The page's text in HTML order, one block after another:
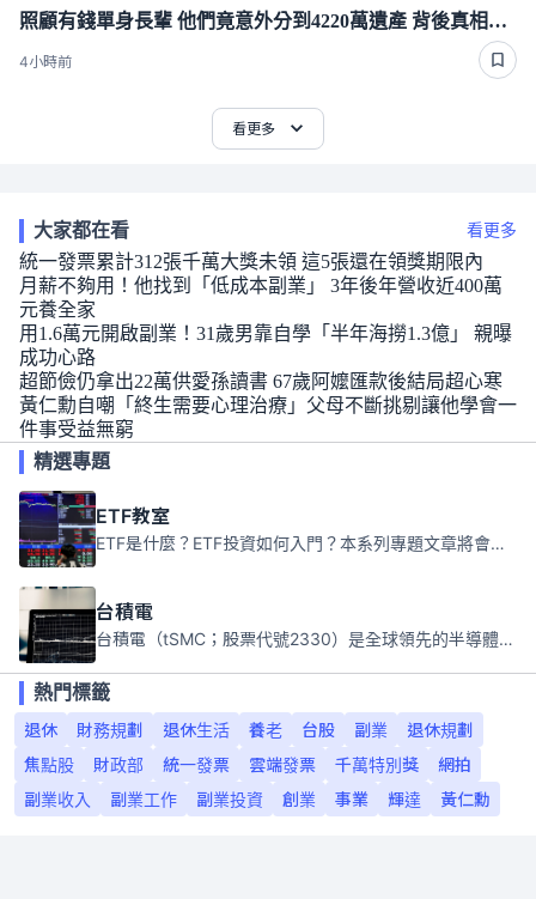
照顧有錢單身長輩 他們竟意外分到4220萬遺產 背後真相曝光了
4小時前
看更多
大家都在看 看更多
統一發票累計312張千萬大獎未領 這5張還在領獎期限內
月薪不夠用！他找到「低成本副業」 3年後年營收近400萬
元養全家
用1.6萬元開啟副業！31歲男靠自學「半年海撈1.3億」 親曝
成功心路
超節儉仍拿出22萬供愛孫讀書 67歲阿嬤匯款後結局超心寒
黃仁勳自嘲「終生需要心理治療」父母不斷挑剔讓他學會一
件事受益無窮
精選專題
ETF教室
ETF是什麼？ETF投資如何入門？本系列專題文章將會告訴你新手必須知道的ETF基礎知識。
台積電
台積電（tSMC；股票代號2330）是全球領先的半導體代工公司，成立於1987年，總部位於台灣新竹。且已於美國、日本、德國及中國設廠，台積電是全球首家專業積體電路製造服務公司，也是全球最先進和最大規模的半導體代工廠。
熱門標籤
退休
財務規劃 退休生活 養老 台股 副業
退休規劃
焦點股
財政部 統一發票 雲端發票 千萬特別獎
網拍
副業收入
副業工作 副業投資 創業 事業 輝達 黃仁勳